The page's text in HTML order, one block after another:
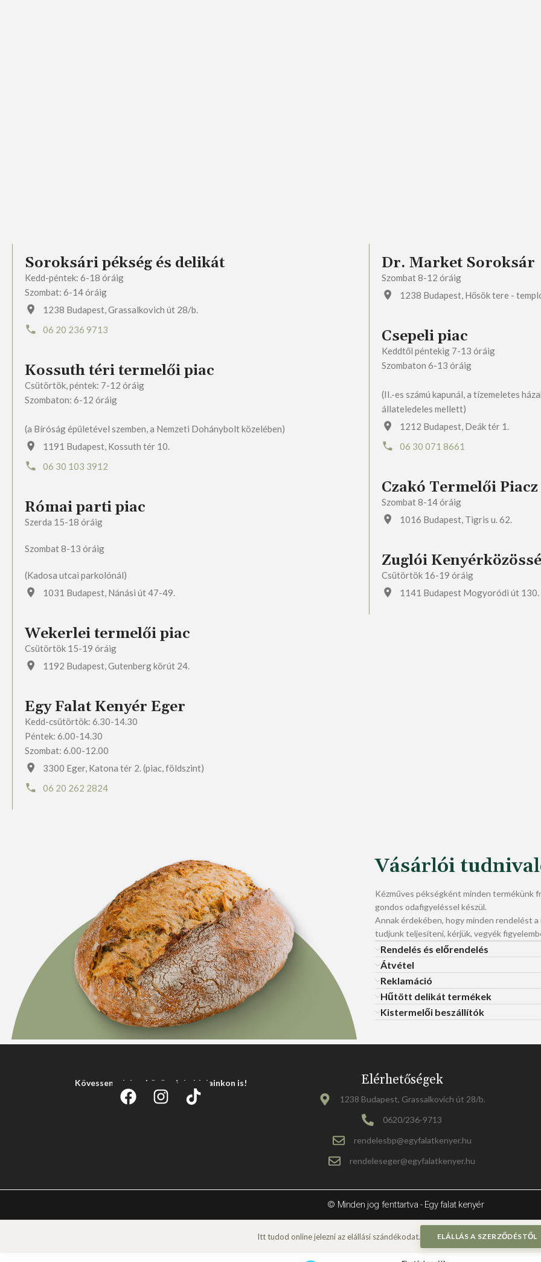
Soroksári pékség és delikát
Kedd-péntek: 6-18 óráig
Szombat: 6-14 óráig
1238 Budapest, Grassalkovich út 28/b.
06 20 236 9713
Kossuth téri termelői piac
Csütörtök, péntek: 7-12 óráig
Szombaton: 6-12 óráig
(a Bíróság épületével szemben, a Nemzeti Dohánybolt közelében)
1191 Budapest, Kossuth tér 10.
06 30 103 3912
Római parti piac
Szerda 15-18 óráig
Szombat 8-13 óráig
(Kadosa utcai parkolónál)
1031 Budapest, Nánási út 47-49.
Wekerlei termelői piac
Csütörtök 15-19 óráig
1192 Budapest, Gutenberg körút 24.
Egy Falat Kenyér Eger
Kedd-csütörtök: 6.30-14.30
Péntek: 6.00-14.30
Szombat: 6.00-12.00
3300 Eger, Katona tér 2. (piac, földszint)
06 20 262 2824
Dr. Market Soroksár
Szombat 8-12 óráig
1238 Budapest, Hősök tere -
Csepeli piac
Keddtől péntekig 7-13 óráig
Szombaton 6-13 óráig
(II.-es számú kapunál, a tízemeletes
állateledeles mellett)
1212 Budapest, Deák tér 1.
06 30 071 8661
Czakó Termelői Piacz
Szombat 8-14 óráig
1016 Budapest, Tigris u. 62.
Zuglói
Csütörtök 16-19 óráig
1141 Budapest Mogyoródi út 130.
Vásárlói
Kézműves pékségként minden termékünk
gondos odafigyeléssel készül.
Annak érdekében, hogy minden rendelést
tudjunk teljesíteni, kérjük, vegyék
Rendelés és előrendelés
Átvétel
Reklamáció
Hűtött delikát termékek
Kistermelői beszállítók
Kövessen minket közösségi oldalainkon is! Elérhetőségek
1238 Budapest, Grassalkovich út 28/b.
0620/236-9713
rendelesbp@egyfalatkenyer.hu
rendeleseger@egyfalatkenyer.hu
© Minden jog fenttartva - Egy falat kenyér
ELÁLLÁS A SZERZŐDÉSTŐL